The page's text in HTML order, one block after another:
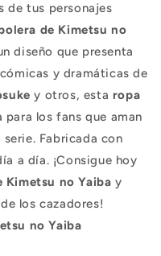
de tus personajes
de Kimetsu no
diseño que presenta
y dramáticas de
y otros, esta ropa
para los fans que aman
Fabricada con
a día. ¡Consigue hoy
Kimetsu no Yaiba y
los cazadores!
no Yaiba